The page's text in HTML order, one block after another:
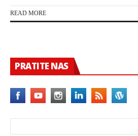
READ MORE
PRATITE NAS